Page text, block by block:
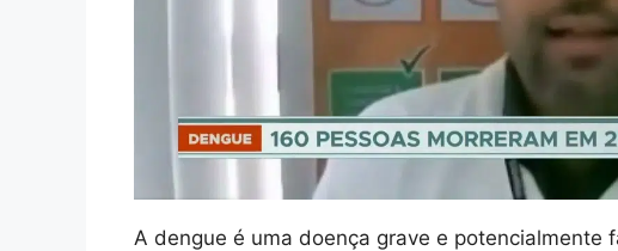
A dengue é uma doença grave e potencialmente